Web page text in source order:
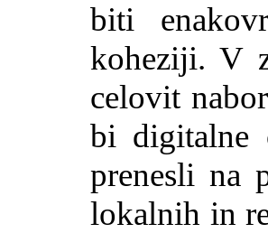
biti
koheziji. V
celovit
bi digitalne
prenesli na
lokalnih in